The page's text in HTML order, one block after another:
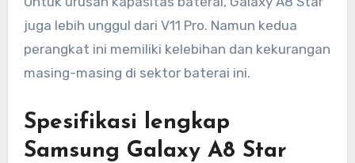
juga lebih unggul dari V11 Pro. Namun kedua
perangkat ini memiliki kelebihan dan kekurangan
masing-masing di sektor baterai ini.
Spesifikasi lengkap
Samsung Galaxy A8 Star